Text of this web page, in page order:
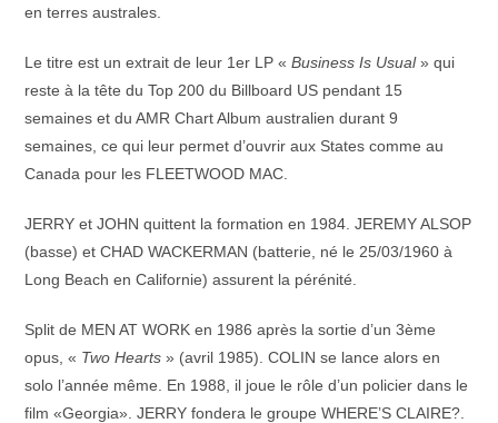
en terres australes.
Le titre est un extrait de leur 1er LP «Business Is Usual» qui
reste à la tête du Top 200 du Billboard US pendant 15
semaines et du AMR Chart Album australien durant 9
semaines, ce qui leur permet d’ouvrir aux States comme au
Canada pour les FLEETWOOD MAC.
JERRY et JOHN quittent la formation en 1984. JEREMY ALSOP
(basse) et CHAD WACKERMAN (batterie, né le 25/03/1960 à
Long Beach en Californie) assurent la pérénité.
Split de MEN AT WORK en 1986 après la sortie d’un 3ème
opus, « Two Hearts » (avril 1985). COLIN se lance alors en
solo l’année même. En 1988, il joue le rôle d’un policier dans le
film «Georgia». JERRY fondera le groupe WHERE’S CLAIRE?.